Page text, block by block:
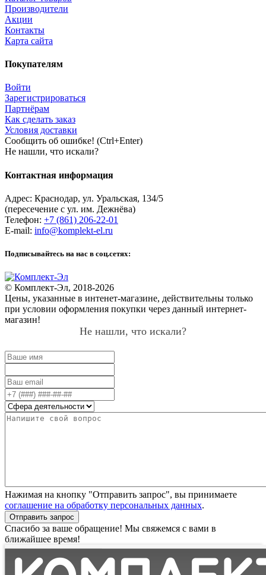
Производители
Акции
Контакты
Карта сайта
Покупателям
Войти
Зарегистрироваться
Партнёрам
Как сделать заказ
Условия доставки
Сообщить об ошибке! (Ctrl+Enter)
Не нашли, что искали?
Контактная информация
Адрес: Краснодар, ул. Уральская, 134/5
(пересечение с ул. им. Дежнёва)
Телефон: +7 (861) 206-22-01
E-mail: info@komplekt-el.ru
Подписывайтесь на нас в соц.сетях:
© Комплект-Эл, 2018-2026
Цены, указанные в интенет-магазине, действительны только
при условии оформления покупки через данный интернет-
магазин!
Не нашли, что искали?
Нажимая на кнопку "Отправить запрос", вы принимаете
соглашение на обработку персональных данных.
Отправить запрос
Спасибо за ваше обращение! Мы свяжемся с вами в
ближайшее время!